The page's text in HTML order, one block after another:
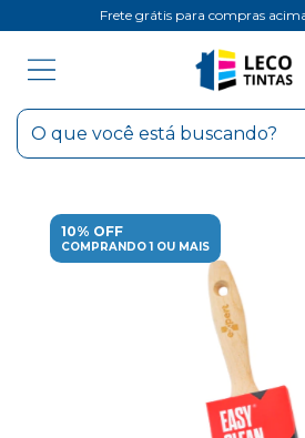
Frete grátis para compras
10% OFF
COMPRANDO 1 OU MAIS